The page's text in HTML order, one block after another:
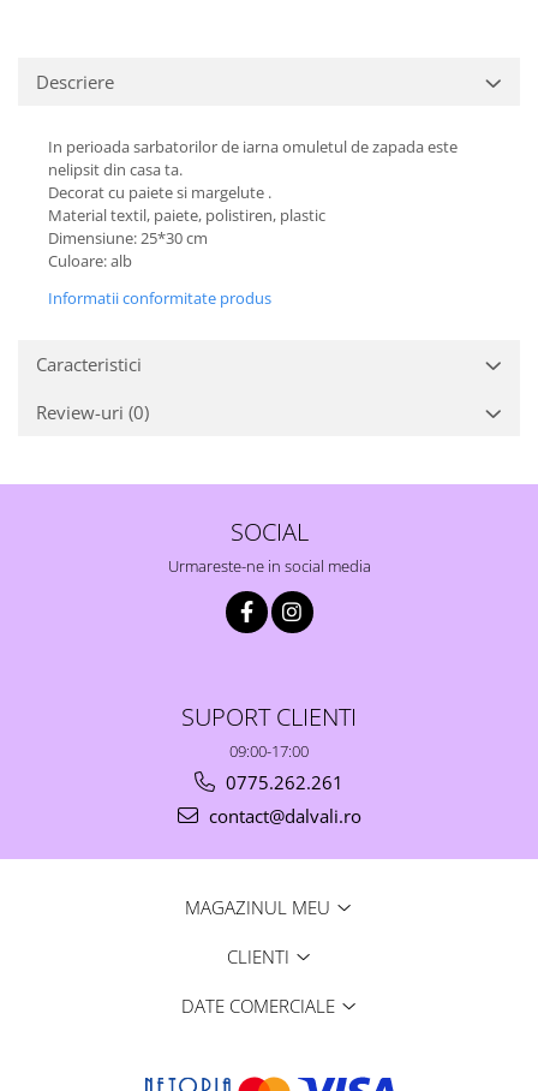
Descriere
In perioada sarbatorilor de iarna omuletul de zapada este
nelipsit din casa ta.
Decorat cu paiete si margelute .
Material textil, paiete, polistiren, plastic
Dimensiune: 25*30 cm
Culoare: alb
Informatii conformitate produs
Caracteristici
Review-uri (0)
SOCIAL
Urmareste-ne in social media
SUPORT CLIENTI
09:00-17:00
0775.262.261
contact@dalvali.ro
MAGAZINUL MEU
CLIENTI
DATE COMERCIALE